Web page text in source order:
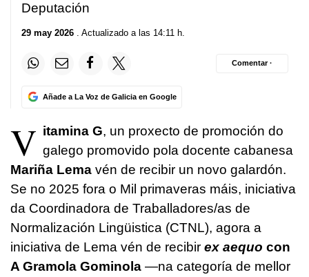
Deputación
29 may 2026 . Actualizado a las 14:11 h.
Añade a La Voz de Galicia en Google
Comentar ·
V itamina G, un proxecto de promoción do
galego promovido pola docente cabanesa
Mariña Lema vén de recibir un novo galardón.
Se no 2025 fora o Mil primaveras máis, iniciativa
da Coordinadora de Traballadores/as de
Normalización Lingüistica (CTNL), agora a
iniciativa de Lema vén de recibir ex aequo con
A Gramola Gominola —na categoría de mellor